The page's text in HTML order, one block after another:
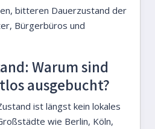
bitteren Dauerzustand der
Bürgerbüros und
Warum sind
ausgebucht?
ist längst kein lokales
wie Berlin, Köln,